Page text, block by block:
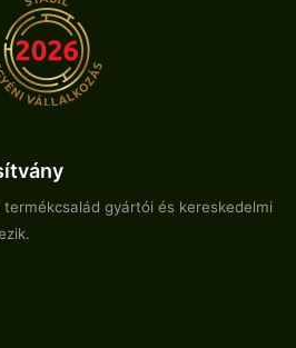
gyártói és kereskedelmi